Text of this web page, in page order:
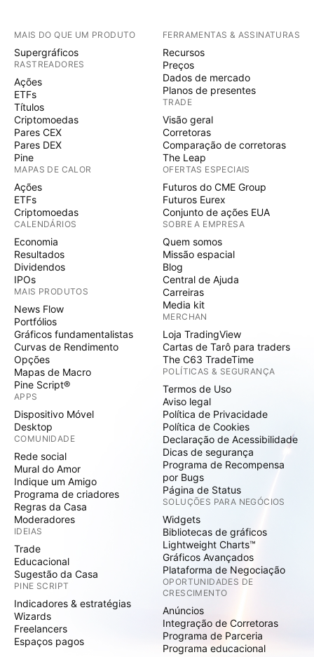
MAIS DO QUE UM PRODUTO
Supergráficos
RASTREADORES
Ações
ETFs
Títulos
Criptomoedas
Pares CEX
Pares DEX
Pine
MAPAS DE CALOR
Ações
ETFs
Criptomoedas
CALENDÁRIOS
Economia
Resultados
Dividendos
IPOs
MAIS PRODUTOS
News Flow
Portfólios
Gráficos fundamentalistas
Curvas de Rendimento
Opções
Mapas de Macro
Pine Script®
APPS
Dispositivo Móvel
Desktop
COMUNIDADE
Rede social
Mural do Amor
Indique um Amigo
Programa de criadores
Regras da Casa
Moderadores
IDEIAS
Trade
Educacional
Sugestão da Casa
PINE SCRIPT
Indicadores & estratégias
Wizards
Freelancers
Espaços pagos
FERRAMENTAS & ASSINATURAS
Recursos
Preços
Dados de mercado
Planos de presentes
TRADE
Visão geral
Corretoras
Comparação de corretoras
The Leap
OFERTAS ESPECIAIS
Futuros do CME Group
Futuros Eurex
Conjunto de ações EUA
SOBRE A EMPRESA
Quem somos
Missão espacial
Blog
Central de Ajuda
Carreiras
Media kit
MERCHAN
Loja TradingView
Cartas de Tarô para traders
The C63 TradeTime
POLÍTICAS & SEGURANÇA
Termos de Uso
Aviso legal
Política de Privacidade
Política de Cookies
Declaração de Acessibilidade
Dicas de segurança
Programa de Recompensa
por Bugs
Página de Status
SOLUÇÕES PARA NEGÓCIOS
Widgets
Bibliotecas de gráficos
Lightweight Charts™
Gráficos Avançados
Plataforma de Negociação
OPORTUNIDADES DE
CRESCIMENTO
Anúncios
Integração de Corretoras
Programa de Parceria
Programa educacional